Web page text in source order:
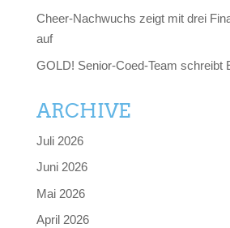
Cheer-Nachwuchs zeigt mit drei
auf
GOLD! Senior-Coed-Team schreibt
ARCHIVE
Juli 2026
Juni 2026
Mai 2026
April 2026